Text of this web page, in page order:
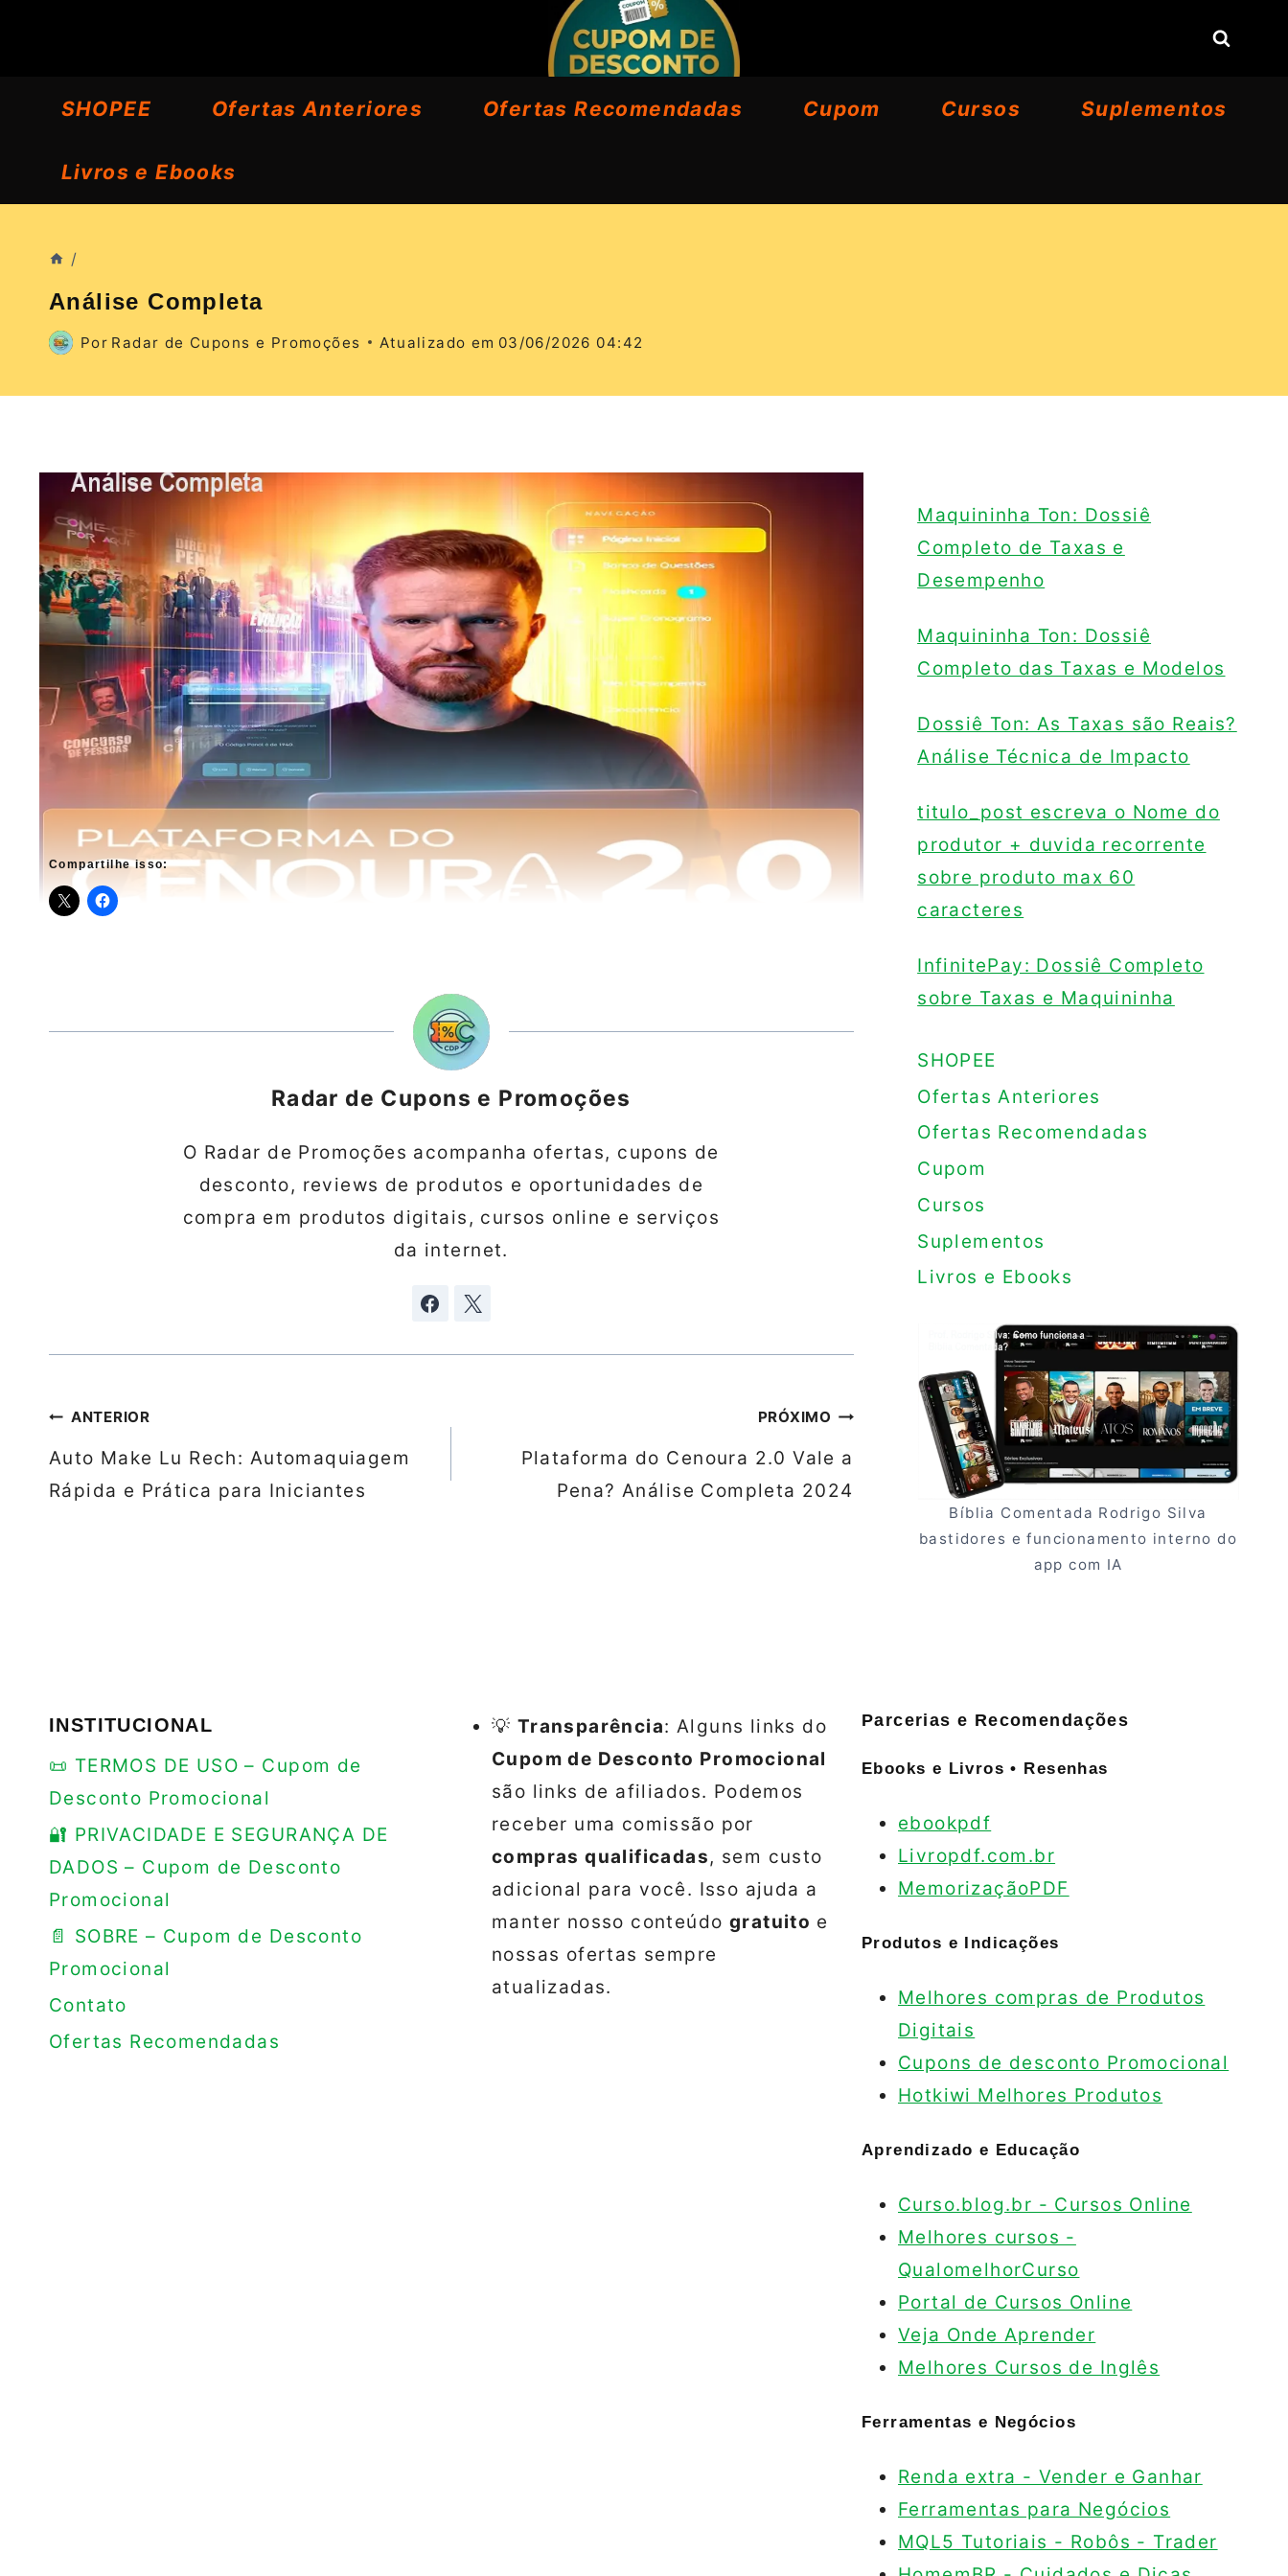
ConteúdoSHOPEE Ofertas Anteriores Ofertas Recomendadas Cupom Cursos Suplementos
Livros e Ebooks
/
Análise Completa
Por Radar de Cupons e Promoções Atualizado em 03/06/2026 04:42
Compartilhe isso:
Radar de Cupons e Promoções
O Radar de Promoções acompanha ofertas, cupons de
desconto, reviews de produtos e oportunidades de
compra em produtos digitais, cursos online e serviços
da internet.
Navegação
Post
ANTERIOR
Auto Make Lu Rech: Automaquiagem
Rápida e Prática para Iniciantes
PRÓXIMO
Plataforma do Cenoura 2.0 Vale a
Pena? Análise Completa 2024
Maquininha Ton: Dossiê
Completo de Taxas e
Desempenho
Maquininha Ton: Dossiê
Completo das Taxas e Modelos
Dossiê Ton: As Taxas são Reais?
Análise Técnica de Impacto
titulo_post escreva o Nome do
produtor + duvida recorrente
sobre produto max 60
caracteres
InfinitePay: Dossiê Completo
sobre Taxas e Maquininha
SHOPEE
Ofertas Anteriores
Ofertas Recomendadas
Cupom
Cursos
Suplementos
Livros e Ebooks
Bíblia Comentada Rodrigo Silva
bastidores e funcionamento interno do
app com IA
INSTITUCIONAL
📜 TERMOS DE USO – Cupom de
Desconto Promocional
🔐 PRIVACIDADE E SEGURANÇA DE
DADOS – Cupom de Desconto
Promocional
📄 SOBRE – Cupom de Desconto
Promocional
Contato
Ofertas Recomendadas
💡 Transparência: Alguns links do
Cupom de Desconto Promocional
são links de afiliados. Podemos
receber uma comissão por
compras qualificadas, sem custo
adicional para você. Isso ajuda a
manter nosso conteúdo gratuito e
nossas ofertas sempre
atualizadas.
Parcerias e Recomendações
Ebooks e Livros • Resenhas
ebookpdf
Livropdf.com.br
MemorizaçãoPDF
Produtos e Indicações
Melhores compras de Produtos
Digitais
Cupons de desconto Promocional
Hotkiwi Melhores Produtos
Aprendizado e Educação
Curso.blog.br - Cursos Online
Melhores cursos -
QualomelhorCurso
Portal de Cursos Online
Veja Onde Aprender
Melhores Cursos de Inglês
Ferramentas e Negócios
Renda extra - Vender e Ganhar
Ferramentas para Negócios
MQL5 Tutoriais - Robôs - Trader